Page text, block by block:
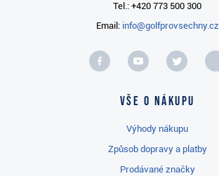
Tel.: +420 773 500 300
Email: info@golfprovsechny.cz
Vše o nákupu
Výhody nákupu
Způsob dopravy a platby
Prodávané značky